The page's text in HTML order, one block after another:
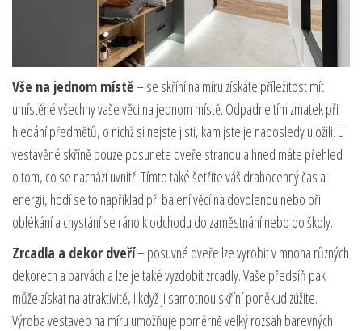
Vše na jednom místě– se skříní na míru získáte příležitost mít
umístěné všechny vaše věci na jednom místě. Odpadne tím zmatek při
hledání předmětů, o nichž si nejste jisti, kam jste je naposledy uložili. U
vestavěné skříně pouze posunete dveře stranou a hned máte přehled
o tom, co se nachází uvnitř. Tímto také šetříte váš drahocenný čas a
energii, hodí se to například při balení věcí na dovolenou nebo při
oblékání a chystání se ráno k odchodu do zaměstnání nebo do školy.
Zrcadla a dekor dveří– posuvné dveře lze vyrobit v mnoha různých
dekorech a barvách a lze je také vyzdobit zrcadly. Vaše předsíň pak
může získat na atraktivitě, i když ji samotnou skříní poněkud zúžíte.
Výroba vestaveb na míru umožňuje poměrně velký rozsah barevných